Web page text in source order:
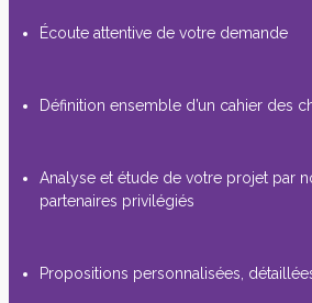
Écoute attentive de votre demande
Définition ensemble d’un cahier des
Analyse et étude de votre projet par
partenaires privilégiés
Propositions personnalisées,